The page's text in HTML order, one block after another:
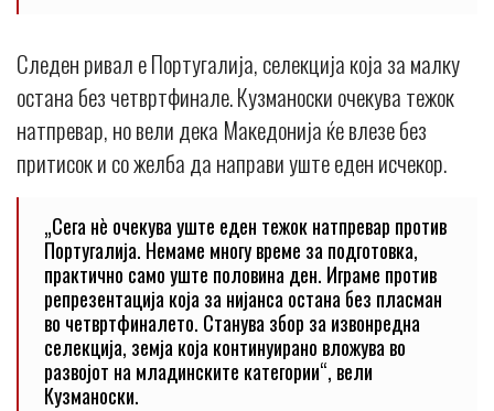
Следен ривал е Португалија, селекција која за малку
остана без четвртфинале. Кузманоски очекува тежок
натпревар, но вели дека Македонија ќе влезе без
притисок и со желба да направи уште еден исчекор.
„Сега нè очекува уште еден тежок натпревар против
Португалија. Немаме многу време за подготовка,
практично само уште половина ден. Играме против
репрезентација која за нијанса остана без пласман
во четвртфиналето. Станува збор за извонредна
селекција, земја која континуирано вложува во
развојот на младинските категории“, вели
Кузманоски.